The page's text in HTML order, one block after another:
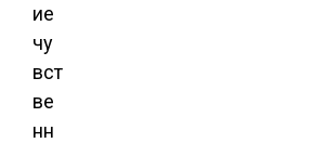
ие
чу
вст
ве
нн